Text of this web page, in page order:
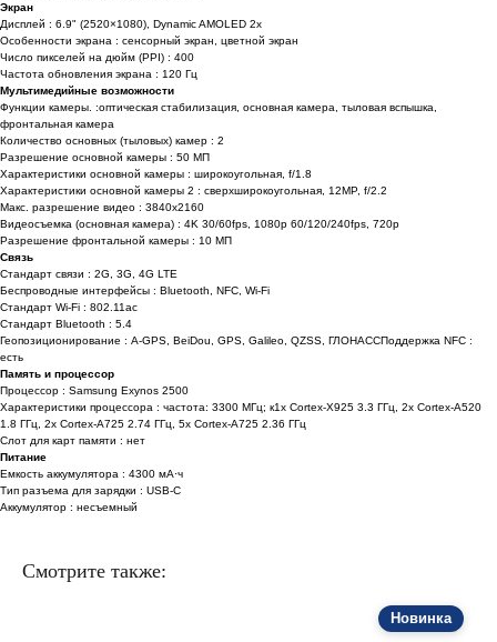
Экран
Дисплей : 6.9" (2520×1080), Dynamic AMOLED 2x
Особенности экрана : сенсорный экран, цветной экран
Число пикселей на дюйм (PPI) : 400
Частота обновления экрана : 120 Гц
Мультимедийные возможности
Функции камеры. :оптическая стабилизация, основная камера, тыловая вспышка,
фронтальная камера
Количество основных (тыловых) камер : 2
Разрешение основной камеры : 50 МП
Характеристики основной камеры : широкоугольная, f/1.8
Характеристики основной камеры 2 : сверхширокоугольная, 12MP, f/2.2
Макс. разрешение видео : 3840x2160
Видеосъемка (основная камера) : 4K 30/60fps, 1080p 60/120/240fps, 720p
Разрешение фронтальной камеры : 10 МП
Связь
Стандарт связи : 2G, 3G, 4G LTE
Беспроводные интерфейсы : Bluetooth, NFC, Wi-Fi
Стандарт Wi-Fi : 802.11ac
Стандарт Bluetooth : 5.4
Геопозиционирование : A-GPS, BeiDou, GPS, Galileo, QZSS, ГЛОНАССПоддержка NFC :
есть
Память и процессор
Процессор : Samsung Exynos 2500
Характеристики процессора : частота: 3300 МГц; к1x Cortex-X925 3.3 ГГц, 2x Cortex-A520
1.8 ГГц, 2x Cortex-A725 2.74 ГГц, 5x Cortex-A725 2.36 ГГц
Слот для карт памяти : нет
Питание
Емкость аккумулятора : 4300 мА⋅ч
Тип разъема для зарядки : USB-C
Аккумулятор : несъемный
Смотрите также:
Новинка